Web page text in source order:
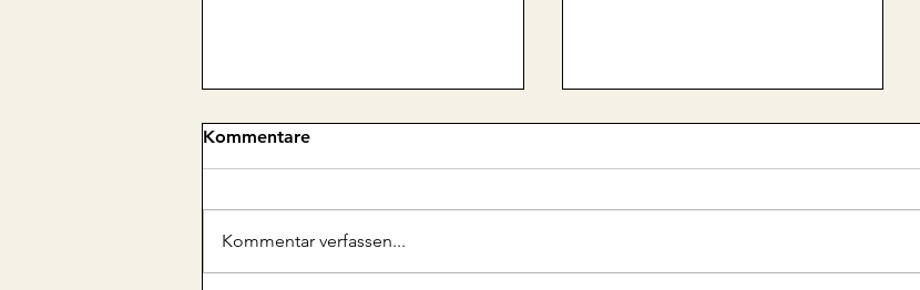
RTS-Bericht
Kommentare
Kommentar verfassen...